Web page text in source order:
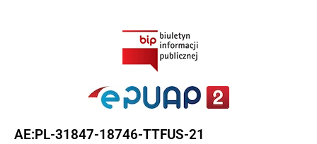
AE:PL-31847-18746-TTFUS-21